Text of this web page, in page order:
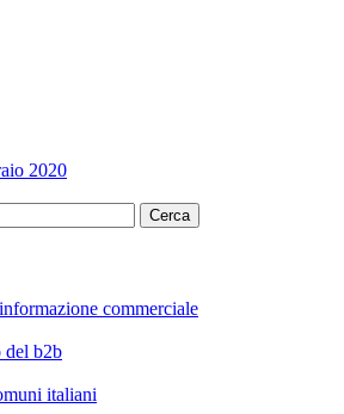
2020
commerciale
del b2b
italiani